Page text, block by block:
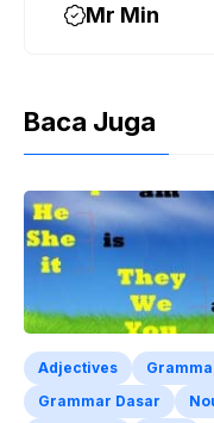
Mr Min
Baca Juga
Adjectives
Grammar Dasar